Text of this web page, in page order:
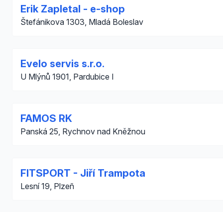
Erik Zapletal - e-shop
Štefánikova 1303, Mladá Boleslav
Evelo servis s.r.o.
U Mlýnů 1901, Pardubice I
FAMOS RK
Panská 25, Rychnov nad Kněžnou
FITSPORT - Jiří Trampota
Lesní 19, Plzeň